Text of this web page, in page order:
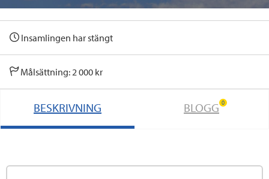
e
b
o
o
k
t
r
k
I
l
Insamlingen har stängt
Målsättning: 2 000 kr
BESKRIVNING BLOGG 0